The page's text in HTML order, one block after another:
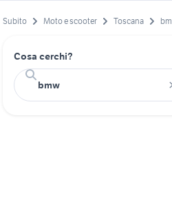
Subito Moto e scooter Toscana
Cosa cerchi?